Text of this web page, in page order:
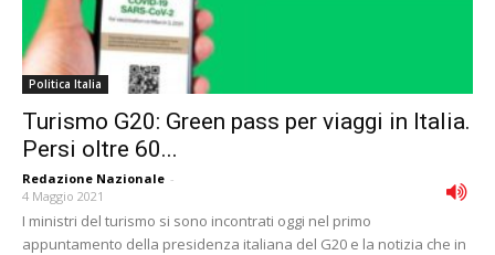
Politica Italia
Turismo G20: Green pass per viaggi in Italia.
Persi oltre 60...
Redazione Nazionale -
4 Maggio 2021
I ministri del turismo si sono incontrati oggi nel primo
appuntamento della presidenza italiana del G20 e la notizia che in